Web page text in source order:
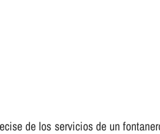
de los servicios de un